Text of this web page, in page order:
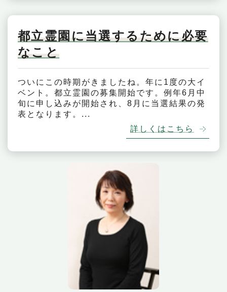
都立霊園に当選するために必要
なこと
ついにこの時期がきましたね。年に1度の大イ
ベント。都立霊園の募集開始です。例年6月中
旬に申し込みが開始され、8月に当選結果の発
表となります。...
詳しくはこちら